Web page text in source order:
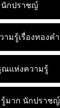
นักปราชญ์
ามรู้เรื่องทองคำ
ณแห่งความรู้
มาก นักปราชญ์